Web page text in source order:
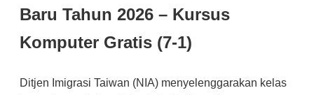
Baru Tahun 2026 – Kursus
Komputer Gratis (7-1)
Ditjen Imigrasi Taiwan (NIA) menyelenggarakan kelas